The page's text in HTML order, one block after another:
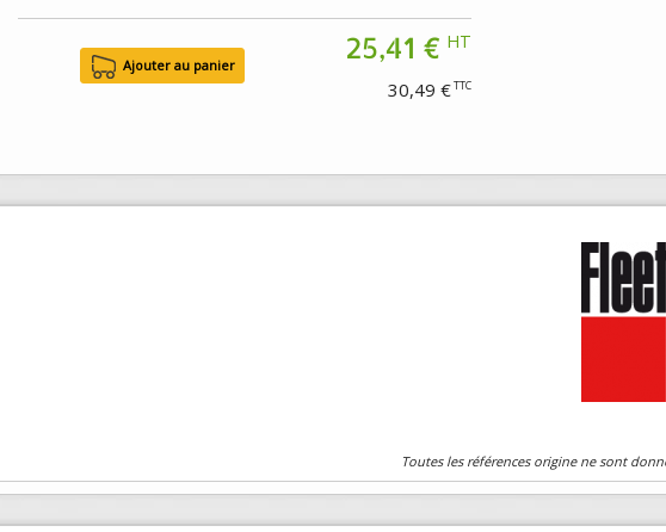
25,41 € HT
30,49 €TTC
Toutes les références origine ne sont